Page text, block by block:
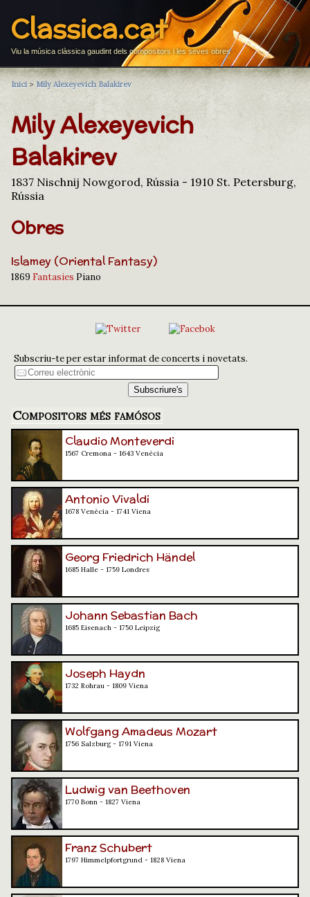
Classica.cat
Viu la música clàssica gaudint dels compositors i les seves obres
Inici > Mily Alexeyevich Balakirev
Mily Alexeyevich
Balakirev
1837 Nischnij Nowgorod, Rússia - 1910 St. Petersburg,
Rússia
Obres
Islamey (Oriental Fantasy)
1869 Fantasies Piano
Subscriu-te per estar informat de concerts i novetats.
Compositors més famósos
Claudio Monteverdi
1567 Cremona - 1643 Venècia
Antonio Vivaldi
1678 Venècia - 1741 Viena
Georg Friedrich Händel
1685 Halle - 1759 Londres
Johann Sebastian Bach
1685 Eisenach - 1750 Leipzig
Joseph Haydn
1732 Rohrau - 1809 Viena
Wolfgang Amadeus Mozart
1756 Salzburg - 1791 Viena
Ludwig van Beethoven
1770 Bonn - 1827 Viena
Franz Schubert
1797 Himmelpfortgrund - 1828 Viena